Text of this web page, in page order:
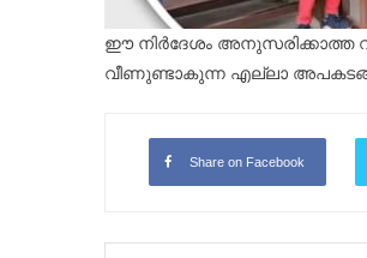
ഈ നിർദേശം അനുസരിക്കാത്ത
വീണുണ്ടാകുന്ന എല്ലാ
Share on Facebook